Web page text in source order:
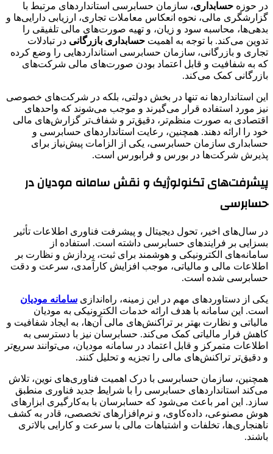
در حوزه حسابداری، سازمان حسابرسی استانداردهای مرتبط با
گزارشگری مالی، نحوه انعکاس معاملات تجاری، ارزیابی دارایی‌ها و
بدهی‌ها، محاسبه سود و زیان، و تهیه صورت‌های مالی تلفیقی را
تدوین می‌کند. با توجه به اهمیت حسابداری بازرگانی در تبادلات
تجاری و بازرگانی، سازمان حسابرسی استانداردهایی را وضع کرده
که به شفافیت و قابل اعتماد بودن صورت‌های مالی شرکت‌های
بازرگانی کمک می‌کند.
این استانداردها نه تنها در بخش دولتی، بلکه در شرکت‌های خصوصی
نیز مورد استفاده قرار می‌گیرند و موجب می‌شوند که واحدهای
اقتصادی به صورت منظم‌تر، دقیق‌تر و شفاف‌تر گزارش‌های مالی
خود را ارائه دهند. همچنین، رعایت استانداردهای حسابرسی و
حسابداری سازمان حسابرسی، یکی از الزامات پیش‌نیاز برای
پذیرش شرکت‌ها در بورس و فرابورس است.
پیشرفت‌های تکنولوژیک و نقش سامانه مودیان در
حسابرسی
در سال‌های اخیر، تحول دیجیتال و پیشرفت فناوری اطلاعات تأثیر
بسزایی بر فرایندهای حسابرسی داشته است. استفاده از
سامانه‌های الکترونیکی و هوشمند برای ثبت، پردازش و نظارت بر
اطلاعات مالی و مالیاتی، موجب افزایش کارآمدی، سرعت و دقت
حسابرسی شده است.
یکی از دستاوردهای مهم در این زمینه، راه‌اندازی سامانه مودیان
است. این سامانه با هدف ارائه خدمات الکترونیکی به مودیان
مالیاتی و نظارت بهتر بر تراکنش‌های مالی آن‌ها، به ایجاد شفافیت و
کاهش فرار مالیاتی کمک می‌کند. حسابرسان نیز با دسترسی به
اطلاعات متمرکز و قابل اعتماد در سامانه مودیان، می‌توانند سریع‌تر
و دقیق‌تر تراکنش‌های مالی را تجزیه و تحلیل کنند.
همچنین، سازمان حسابرسی با درک اهمیت فناوری‌های نوین، تلاش
می‌کند استانداردهای حسابرسی را با شرایط جدید فناوری منطبق
سازد. این امر باعث می‌شود که حسابرسان با به‌کارگیری ابزارهای
هوش مصنوعی، داده‌کاوی، و نرم‌افزارهای تخصصی، قادر به کشف
ناهنجاری‌ها، تخلفات و اشتباهات مالی با سرعت و کارایی بالاتری
باشند.